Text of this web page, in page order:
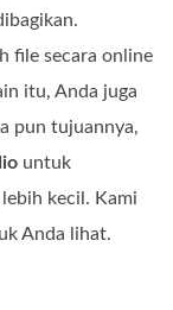
file secara online
itu, Anda juga
pun tujuannya,
untuk
kecil. Kami
Anda lihat.